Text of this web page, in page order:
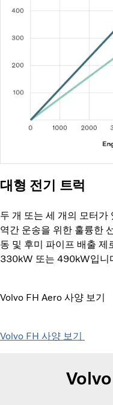
대형 전기 트럭
두 개 또는 세 개의 모터가
역간 운송을 위한 훌륭한
동 및 후미 파이프 배출 제
330kW 또는 490kW입니
Volvo FH Aero 사양 보기
Volvo FH 사양 보기